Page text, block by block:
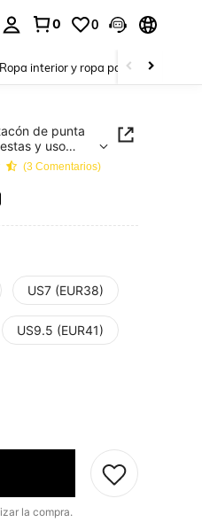
0 0
Ropa interior y ropa para dormir
de punta
y uso
(3 Comentarios)
US7 (EUR38)
US9.5 (EUR41)
la compra.